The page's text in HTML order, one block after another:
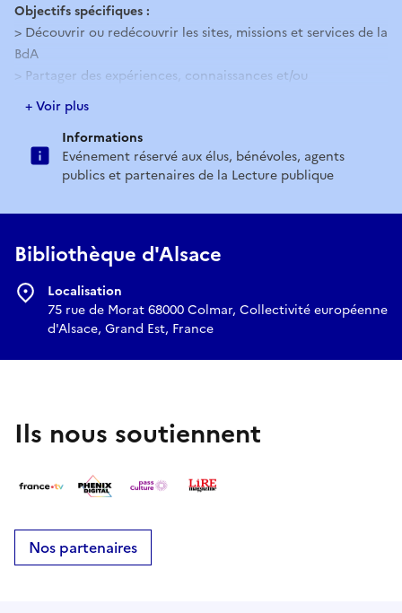
Objectifs spécifiques :
> Découvrir ou redécouvrir les sites, missions et services de la
BdA
> Partager des expériences, connaissances et/ou
compétences de gestion d’un établissement de lecture
publique
> Échanger autour de questions du quotidien afin de mieux
faire fonctionner sa bibliothèque.
Réserver
+ Voir plus
Informations
Evénement réservé aux élus, bénévoles, agents
publics et partenaires de la Lecture publique
Bibliothèque d'Alsace
Localisation
75 rue de Morat 68000 Colmar, Collectivité européenne
d'Alsace, Grand Est, France
Ils nous soutiennent
Nos partenaires